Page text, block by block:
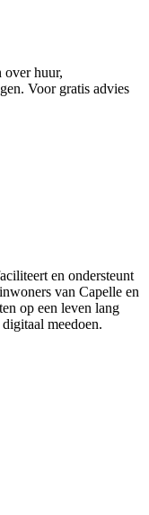
huur,
Voor gratis advies
en ondersteunt
van Capelle en
op een leven lang
meedoen.